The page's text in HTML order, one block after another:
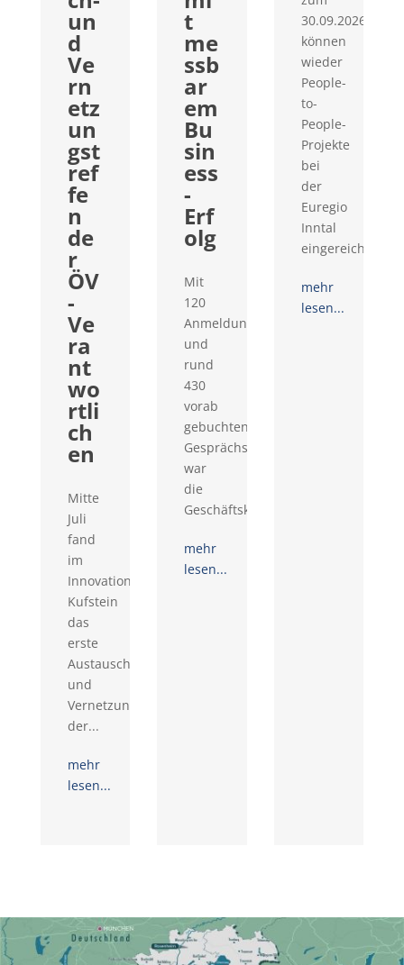
un
d
Ve
rn
etz
un
gst
ref
fe
n
de
r
ÖV
-
Ve
ra
nt
wo
rtli
ch
en
Mitte
Juli
fand
im
Innovationsraum
Kufstein
das
erste
Austausch-
und
Vernetzungstreffen
der...
mehr
lesen...
t
me
ssb
ar
em
Bu
sin
ess
-
Erf
olg
Mit
120
Anmeldungen
und
rund
430
vorab
gebuchten
Gesprächswünschen
war
die
Geschäftskontaktemesse...
mehr
lesen...
30.09.2026
können
wieder
People-
to-
People-
Projekte
bei
der
Euregio
Inntal
eingereicht...
mehr
lesen...